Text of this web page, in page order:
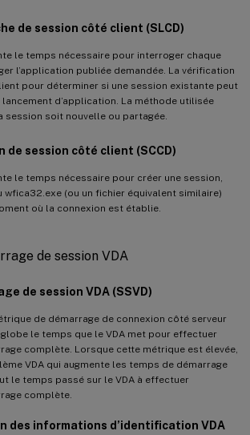
de session côté client (SLCD)
le temps nécessaire pour interroger chaque
l’application publiée demandée. La vérification
pour déterminer si une session existante peut
d’application. La méthode utilisée
session soit nouvelle ou partagée.
de session côté client (SCCD)
le temps nécessaire pour créer une session,
wfica32.exe (ou un fichier équivalent similaire)
où la connexion est établie.
de session VDA
de session VDA (SSVD)
de démarrage de connexion côté serveur
le temps que le VDA met pour effectuer
complète. Lorsque cette métrique est élevée,
VDA qui augmente les temps de démarrage
le temps passé sur le VDA à effectuer
complète.
des informations d’identification VDA